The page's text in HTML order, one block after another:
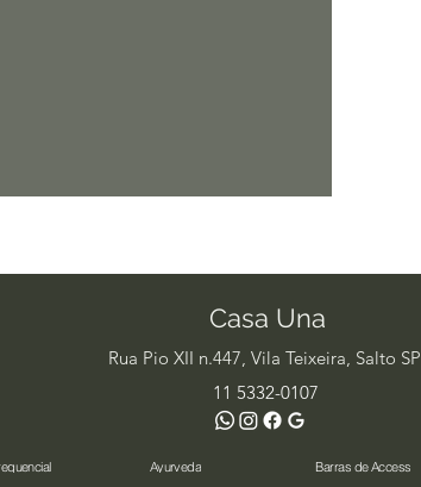
Casa Una
Rua Pio XII n.447, Vila Teixeira, Salto SP
11 5332-0107
Ayurveda
Barras de Access